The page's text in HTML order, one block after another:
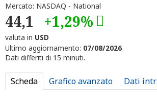
Mercato: NASDAQ - National
44,1 +1,29%
valuta in USD
Ultimo aggiornamento: 07/08/2026
Dati differiti di 15 minuti.
Scheda Grafico avanzato Dati